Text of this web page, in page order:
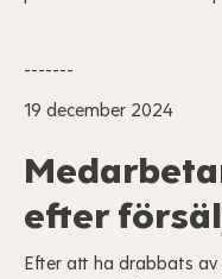
-------
19 december 2024
efter
Efter att ha drabbats av